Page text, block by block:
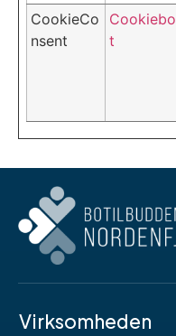
CookieCo
nsent
Cookiebo
t
Virksomheden